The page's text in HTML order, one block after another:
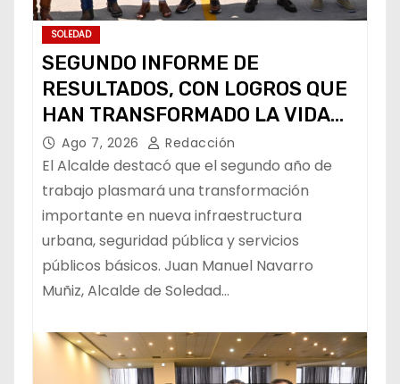
SOLEDAD
SEGUNDO INFORME DE
RESULTADOS, CON LOGROS QUE
HAN TRANSFORMADO LA VIDA
DE LOS SOLEDENSES: JUAN
MANUEL NAVARRO
Ago 7, 2026 Redacción
El Alcalde destacó que el segundo año de
trabajo plasmará una transformación
importante en nueva infraestructura
urbana, seguridad pública y servicios
públicos básicos. Juan Manuel Navarro
Muñiz, Alcalde de Soledad…